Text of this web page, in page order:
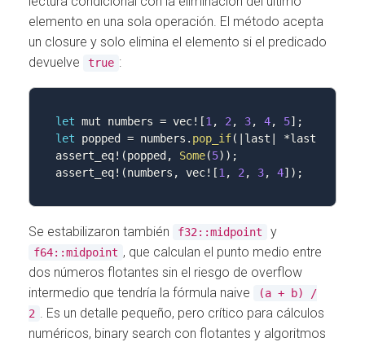
elemento en una sola operación. El método acepta
un closure y solo elimina el elemento si el predicado
devuelve
true :
let mut numbers = vec! [1 , 2 , 3, 4, 5] ;
let popped = numbers . pop_if( last *last
assert_eq! (popped , Some(5) ) ;
assert_eq! (numbers , vec! [1 , 2 , 3, 4] ) ;
Se estabilizaron también f32::midpoint y
f64::midpoint , que calculan el punto medio entre
dos números flotantes sin el riesgo de overflow
intermedio que tendría la fórmula naive
(a + b) /
2 . Es un detalle pequeño, pero crítico para cálculos
numéricos, binary search con flotantes y algoritmos